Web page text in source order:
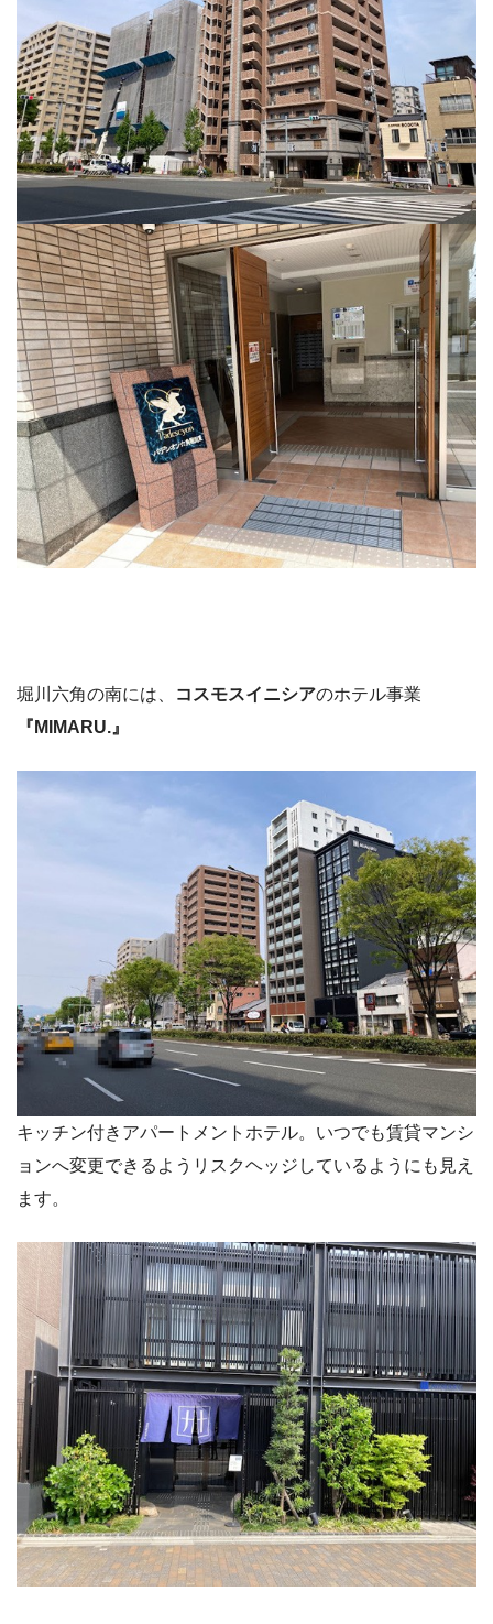
堀川六角の南には、 コスモスイニシアのホテル事業
『MIMARU.』
キッチン付きアパートメントホテル。いつでも賃貸マンシ
ョンへ変更できるようリスクヘッジしているようにも見え
ます。